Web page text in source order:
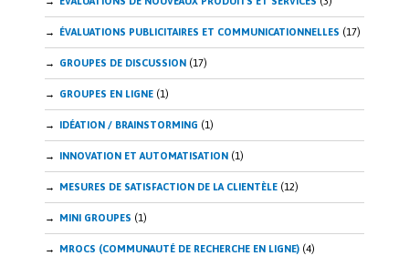
ÉVALUATIONS PUBLICITAIRES ET COMMUNICATIONNELLES (17)
GROUPES DE DISCUSSION (17)
GROUPES EN LIGNE (1)
IDÉATION / BRAINSTORMING (1)
INNOVATION ET AUTOMATISATION (1)
MESURES DE SATISFACTION DE LA CLIENTÈLE (12)
MINI GROUPES (1)
MROCS (COMMUNAUTÉ DE RECHERCHE EN LIGNE) (4)